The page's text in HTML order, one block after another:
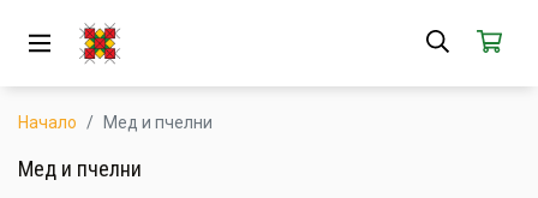
АБОНАМЕНТ
КАК РАБОТИ
Начало Мед и пчелни
Мед и пчелни